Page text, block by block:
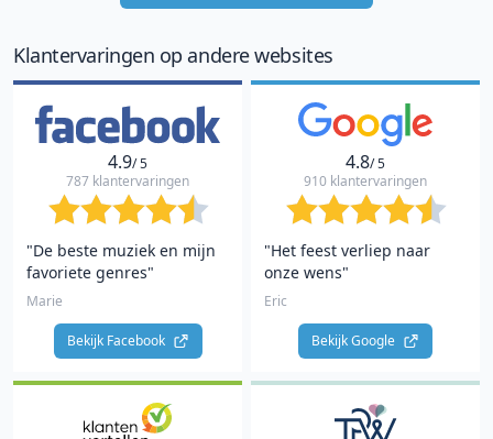
Klantervaringen op andere websites
4.9/ 5
787 klantervaringen
"De beste muziek en mijn
favoriete genres"
Marie
Bekijk Facebook
4.8/ 5
910 klantervaringen
"Het feest verliep naar
onze wens"
Eric
Bekijk Google